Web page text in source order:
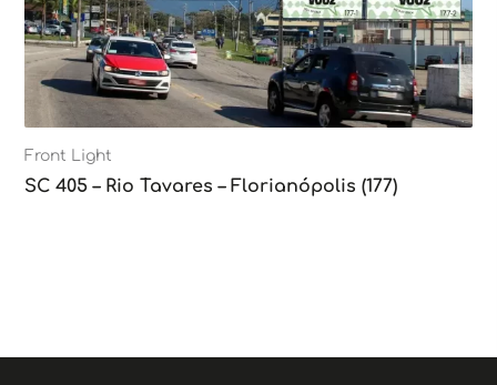
Front Light
SC 405 – Rio Tavares – Florianópolis (177)